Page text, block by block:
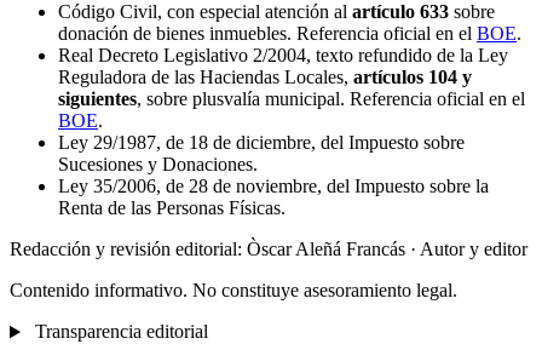
Código Civil, con especial atención al artículo 633 sobre
donación de bienes inmuebles. Referencia oficial en el BOE.
Real Decreto Legislativo 2/2004, texto refundido de la Ley
Reguladora de las Haciendas Locales, artículos 104 y
siguientes, sobre plusvalía municipal. Referencia oficial en el
BOE.
Ley 29/1987, de 18 de diciembre, del Impuesto sobre
Sucesiones y Donaciones.
Ley 35/2006, de 28 de noviembre, del Impuesto sobre la
Renta de las Personas Físicas.
Redacción y revisión editorial: Òscar Aleñá Francás · Autor y editor
Contenido informativo. No constituye asesoramiento legal.
Transparencia editorial